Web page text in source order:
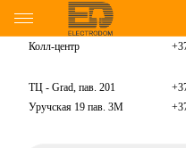
Колл-центр
ТЦ - Grad, пав. 201
Уручская 19 пав. 3М